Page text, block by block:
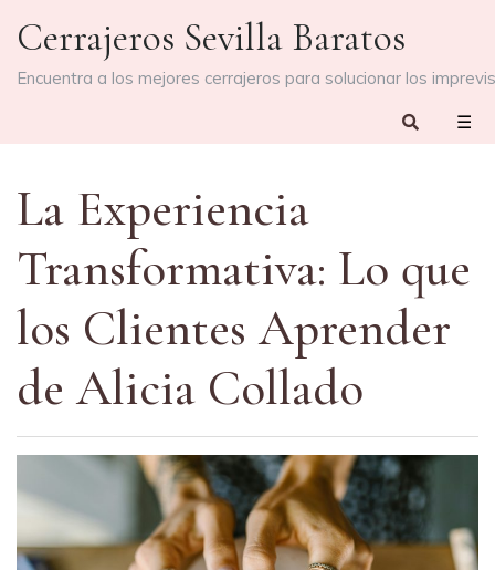
Cerrajeros Sevilla Baratos
Encuentra a los mejores cerrajeros para solucionar los
☰
La Experiencia
Transformativa: Lo que
los Clientes Aprender
de Alicia Collado